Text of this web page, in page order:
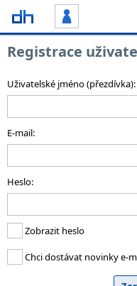
Registrace
Uživatelské jméno (přezdívka):
E-mail:
Heslo:
Zobrazit heslo
Chci dostávat novinky e-